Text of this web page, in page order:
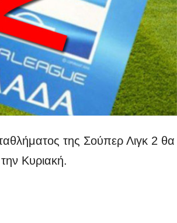
της Σούπερ Λιγκ 2 θα
Κυριακή.